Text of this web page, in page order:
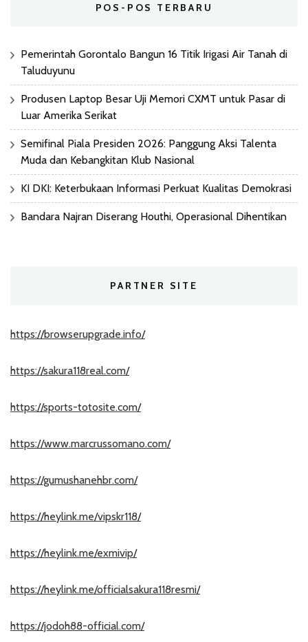
POS-POS TERBARU
Pemerintah Gorontalo Bangun 16 Titik Irigasi Air Tanah di
Taluduyunu
Produsen Laptop Besar Uji Memori CXMT untuk Pasar di
Luar Amerika Serikat
Semifinal Piala Presiden 2026: Panggung Aksi Talenta
Muda dan Kebangkitan Klub Nasional
KI DKI: Keterbukaan Informasi Perkuat Kualitas Demokrasi
Bandara Najran Diserang Houthi, Operasional Dihentikan
PARTNER SITE
https://browserupgrade.info/
https://sakura118real.com/
https://sports-totosite.com/
https://www.marcrussomano.com/
https://gumushanehbr.com/
https://heylink.me/vipskr118/
https://heylink.me/exmivip/
https://heylink.me/officialsakura118resmi/
https://jodoh88-official.com/